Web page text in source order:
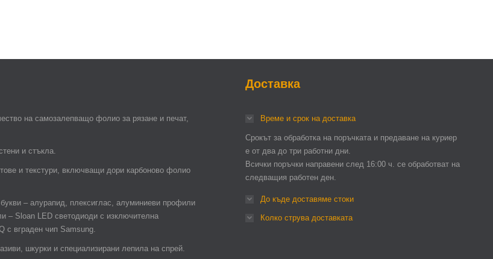
на самозалепващо фолио за рязане и печат,
и стъкла.
и текстури, включващи дори карбоново фолио
– алурапид, плексиглас, алуминиеви профили
– Sloan LED светодиоди с изключителна
с вграден чип Samsung.
шкурки и специализирани лепила на спрей.
Доставка
Време и срок на доставка
Срокът за обработка на поръчката и предаване на куриер
е от два до три работни дни.
Всички поръчки направени след 16:00 ч. се обработват на
следващия работен ден.
До къде доставяме стоки
Колко струва доставката